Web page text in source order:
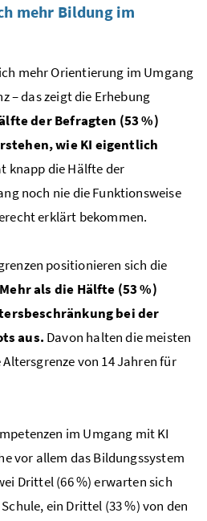
mehr Bildung im
mehr Orientierung im Umgang
– das zeigt die Erhebung
der Befragten (53 %)
wie KI eigentlich
knapp die Hälfte der
noch nie die Funktionsweise
erklärt bekommen.
positionieren sich die
Mehr als die Hälfte (53 %)
bei der
aus. Davon halten die meisten
von 14 Jahren für
im Umgang mit KI
vor allem das Bildungssystem
Drittel (66 %) erwarten sich
ein Drittel (33 %) von den